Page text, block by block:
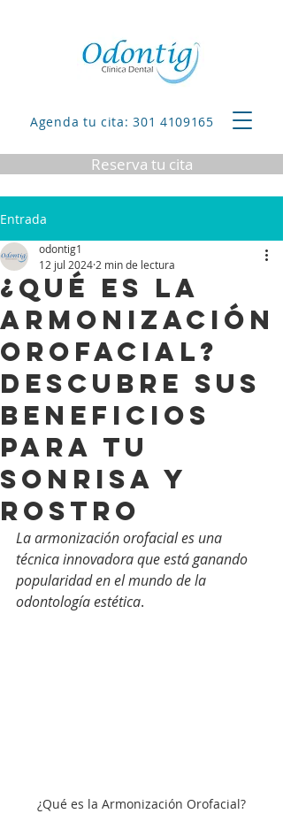
Agenda tu cita: 301 4109165
Reserva tu cita
Entrada
¿Qué es la
Armonización
Orofacial?
Descubre sus
Beneficios
para tu
Sonrisa y
Rostro
odontig1
12 jul 2024 2 min de lectura
La armonización orofacial es una
técnica innovadora que está ganando
popularidad en el mundo de la
odontología estética.
¿Qué es la Armonización Orofacial?